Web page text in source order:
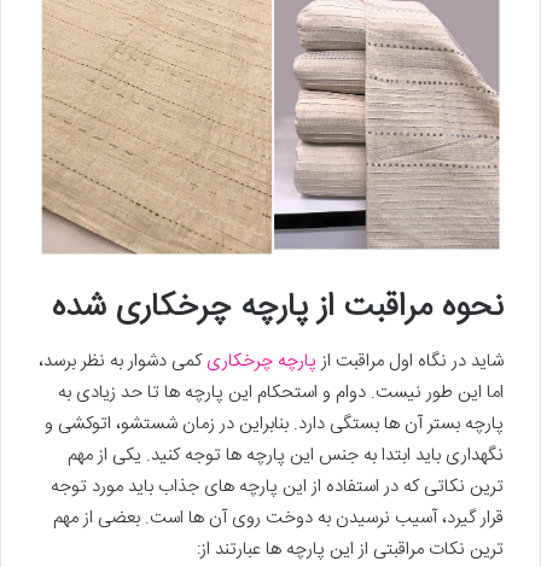
نحوه مراقبت از پارچه چرخکاری شده
شاید در نگاه اول مراقبت ازپارچه چرخکاریکمی دشوار به نظر برسد،
اما این طور نیست. دوام و استحکام این پارچه ها تا حد زیادی به
پارچه بستر آن ها بستگی دارد. بنابراین در زمان شستشو، اتوکشی و
نگهداری باید ابتدا به جنس این پارچه ها توجه کنید. یکی از مهم
ترین نکاتی که در استفاده از این پارچه های جذاب باید مورد توجه
قرار گیرد، آسیب نرسیدن به دوخت روی آن ها است. بعضی از مهم
ترین نکات مراقبتی از این پارچه ها عبارتند از: